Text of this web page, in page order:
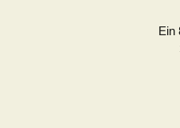
Ein